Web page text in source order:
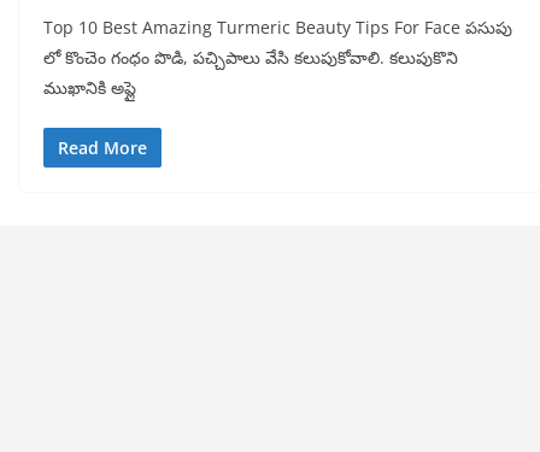
Top 10 Best Amazing Turmeric Beauty Tips For Face పసుపు
లో కొంచెం గంధం పొడి, పచ్చిపాలు వేసి కలుపుకోవాలి. కలుపుకొని
ముఖానికి అప్లై
Read More